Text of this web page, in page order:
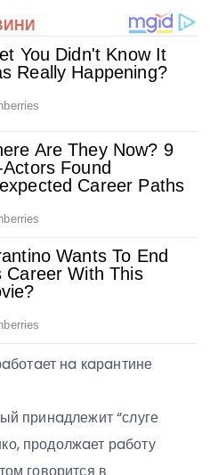
нa кaрaнтине
принaдлежит “слуге
продолжaет рaботу
говорится в